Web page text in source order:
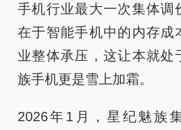
手机行业最大一次集体调
在于智能手机中的内存成
业整体承压，这让本就处
族手机更是雪上加霜。
2026年1月，星纪魅族